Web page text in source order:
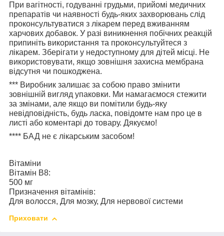
При вагітності, годуванні грудьми, прийомі медичних
препаратів чи наявності будь-яких захворювань слід
проконсультуватися з лікарем перед вживанням
харчових добавок. У разі виникнення побічних реакцій
припиніть використання та проконсультуйтеся з
лікарем. Зберігати у недоступному для дітей місці. Не
використовувати, якщо зовнішня захисна мембрана
відсутня чи пошкоджена.
*** Виробник залишає за собою право змінити
зовнішній вигляд упаковки. Ми намагаємося стежити
за змінами, але якщо ви помітили будь-яку
невідповідність, будь ласка, повідомте нам про це в
листі або коментарі до товару. Дякуємо!
**** БАД не є лікарським засобом!
Вітаміни
Вітамін В8:
500 мг
Призначення вітамінів:
Для волосся, Для мозку, Для нервової системи
Приховати